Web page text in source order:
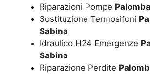
Riparazioni Pompe
Sostituzione Termosifoni
Sabina
Idraulico H24 Emergenze
Sabina
Riparazione Perdite